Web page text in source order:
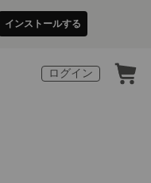
インストールする
ログイン